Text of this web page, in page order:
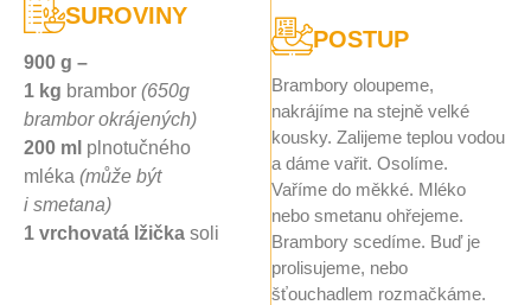
SUROVINY
900 g –
1 kg brambor (650g
brambor okrájených)
200 ml plnotučného
mléka (může být
i smetana)
1 vrchovatá lžička soli
POSTUP
Brambory oloupeme,
nakrájíme na stejně velké
kousky. Zalijeme teplou vodou
a dáme vařit. Osolíme.
Vaříme do měkké. Mléko
nebo smetanu ohřejeme.
Brambory scedíme. Buď je
prolisujeme, nebo
šťouchadlem rozmačkáme.